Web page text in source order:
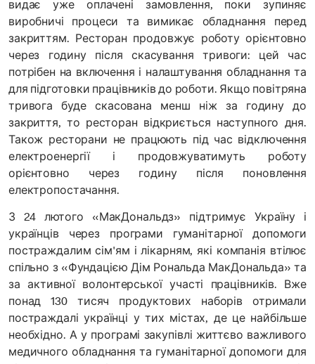
видає уже оплачені замовлення, поки зупиняє
виробничі процеси та вимикає обладнання перед
закриттям. Ресторан продовжує роботу орієнтовно
через годину після скасування тривоги: цей час
потрібен на включення і налаштування обладнання та
для підготовки працівників до роботи. Якщо повітряна
тривога буде скасована менш ніж за годину до
закриття, то ресторан відкриється наступного дня.
Також ресторани не працюють під час відключення
електроенергії і продовжуватимуть роботу
орієнтовно через годину після поновлення
електропостачання.
З 24 лютого «МакДональдз» підтримує Україну і
українців через програми гуманітарної допомоги
постраждалим сім'ям і лікарням, які компанія втілює
спільно з «Фундацією Дім Рональда МакДональда» та
за активної волонтерської участі працівників. Вже
понад 130 тисяч продуктових наборів отримали
постраждалі українці у тих містах, де це найбільше
необхідно. А у програмі закупівлі життєво важливого
медичного обладнання та гуманітарної допомоги для